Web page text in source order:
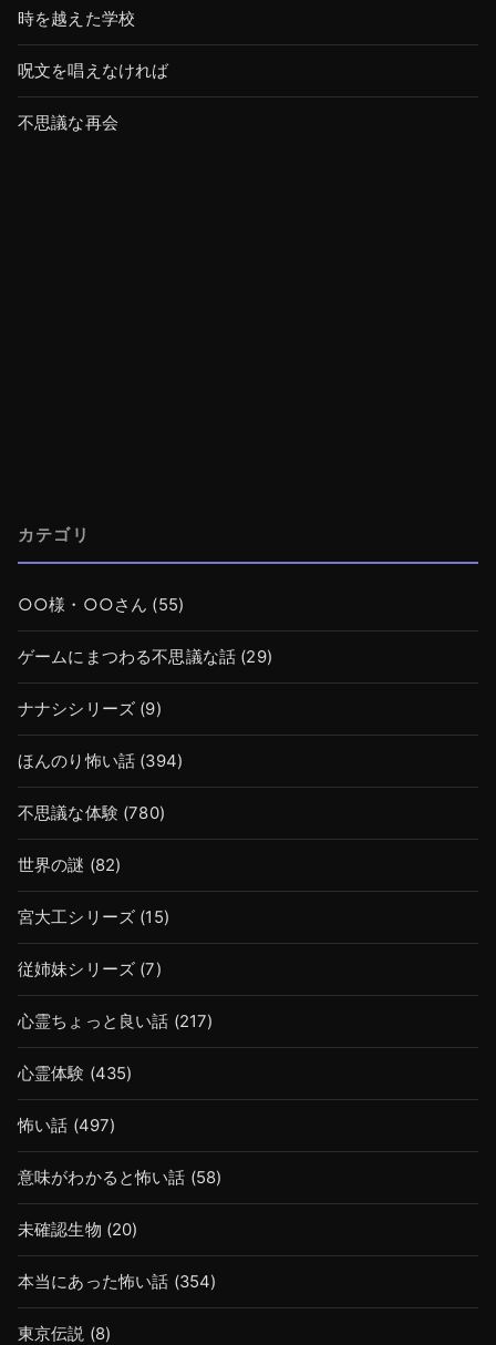
時を越えた学校
呪文を唱えなければ
不思議な再会
カテゴリ
○○様・○○さん (55)
ゲームにまつわる不思議な話 (29)
ナナシシリーズ (9)
ほんのり怖い話 (394)
不思議な体験 (780)
世界の謎 (82)
宮大工シリーズ (15)
従姉妹シリーズ (7)
心霊ちょっと良い話 (217)
心霊体験 (435)
怖い話 (497)
意味がわかると怖い話 (58)
未確認生物 (20)
本当にあった怖い話 (354)
東京伝説 (8)